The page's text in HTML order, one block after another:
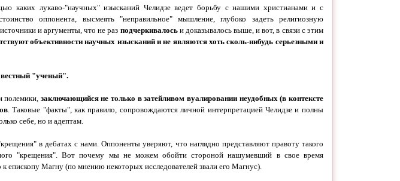
каких лукаво-"научных" изысканий Челидзе ведет борьбу с нашими христианами и с
оппонента, высмеять "неправильное" мышление, глубоко задеть религиозную
и аргументы, что не раз подчеркивалосьи доказывалось выше, и вот, в связи с этим
объективности научных изысканий и не являются хоть сколь-нибудь серьезными и
"ученый".
полемики, заключающийся не только в затейливом вуалировании неудобных (в контексте
. Таковые "факты", как правило, сопровождаются личной интерпретацией Челидзе и полны
себе, но и адептам.
в дебатах с нами. Оппоненты уверяют, что наглядно представляют правоту такого
"крещения". Вот почему мы не можем обойти стороной нашумевший в свое время
к епископу Магну (по мнению некоторых исследователей звали его Магнус).